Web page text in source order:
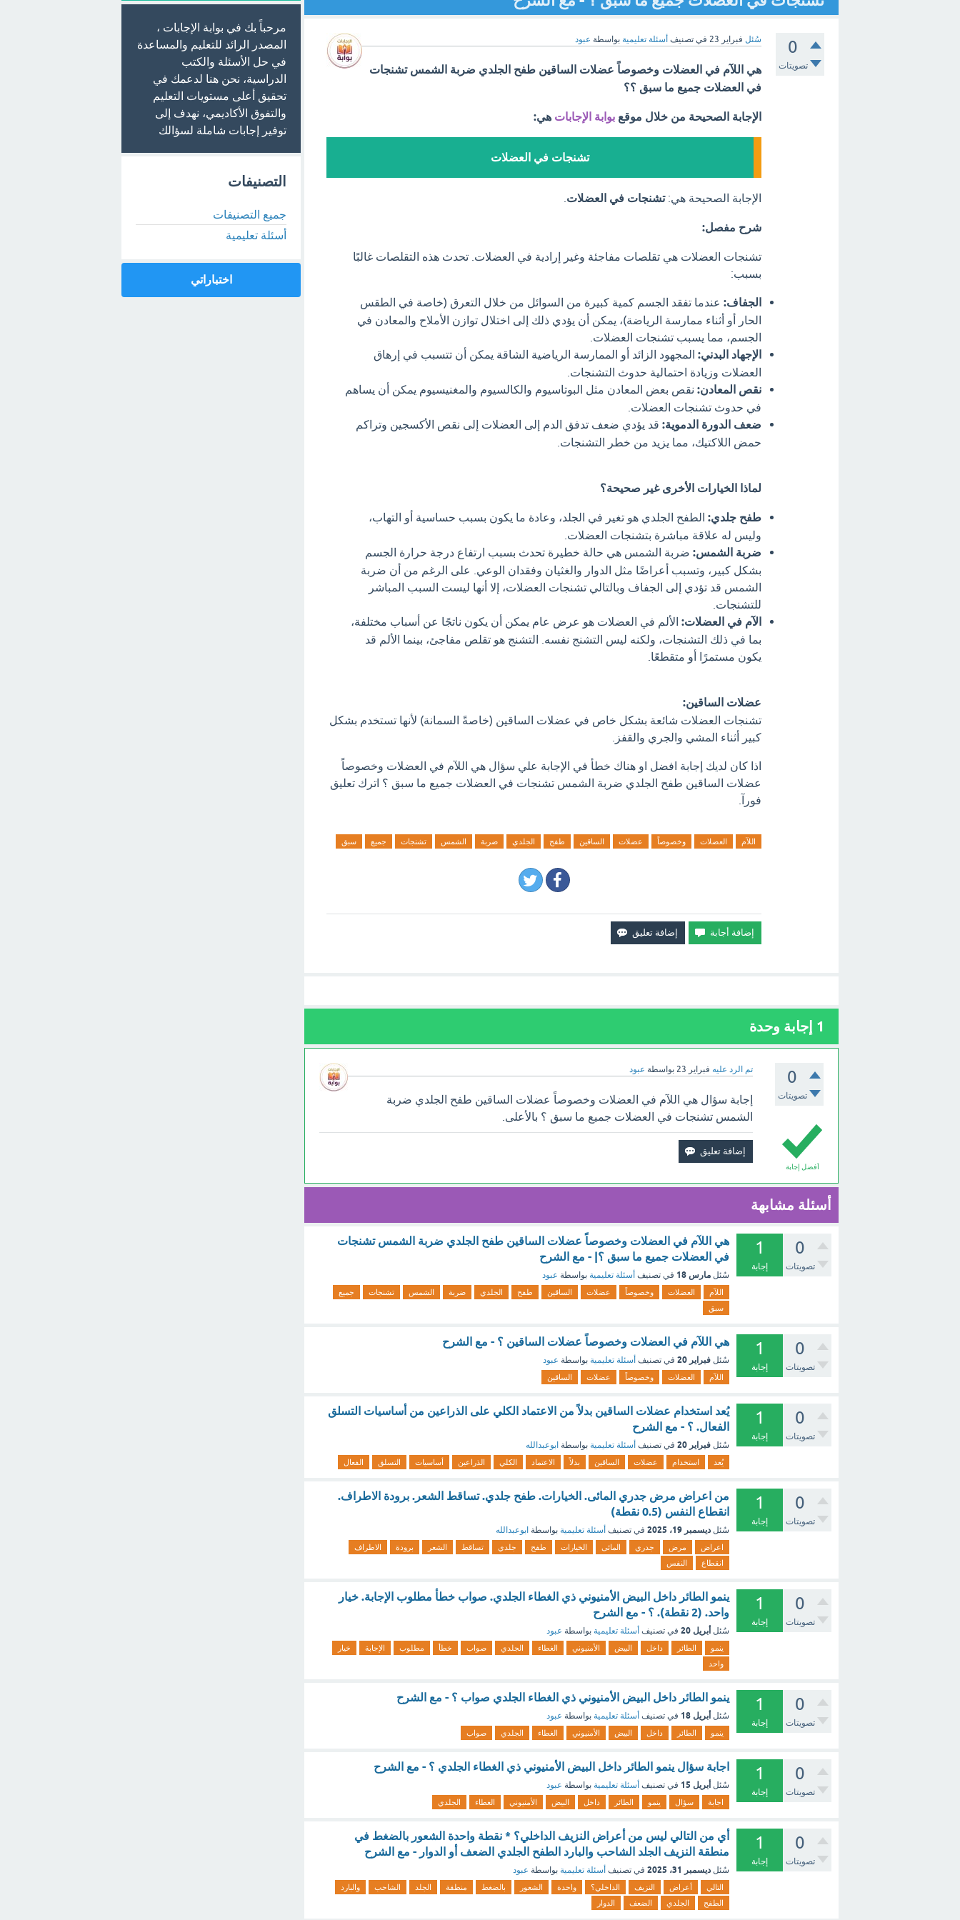
0
تصويتات
سُئل فبراير 23 في تصنيف أسئلة تعليمية بواسطة عبود
هي اللآم في العضلات وخصوصاً عضلات الساقين طفح الجلدي ضربة الشمس تشنجات
في العضلات جميع ما سبق ؟؟
الإجابة الصحيحة من خلال موقع بوابة الإجابات هي:
تشنجات في العضلات
الإجابة الصحيحة هي:تشنجات في العضلات
شرح مفصل:
تشنجات العضلات هي تقلصات مفاجئة وغير إرادية في العضلات. تحدث هذه التقلصات غالبًا
بسبب:
الجفاف: عندما تفقد الجسم كمية كبيرة من السوائل من خلال التعرق (خاصة في الطقس
الحار أو أثناء ممارسة الرياضة)، يمكن أن يؤدي ذلك إلى اختلال توازن الأملاح والمعادن في
الجسم، مما يسبب تشنجات العضلات.
الإجهاد البدني: المجهود الزائد أو الممارسة الرياضية الشاقة يمكن أن تتسبب في إرهاق
العضلات وزيادة احتمالية حدوث التشنجات.
نقص المعادن: نقص بعض المعادن مثل البوتاسيوم والكالسيوم والمغنيسيوم يمكن أن يساهم
في حدوث تشنجات العضلات.
ضعف الدورة الدموية: قد يؤدي ضعف تدفق الدم إلى العضلات إلى نقص الأكسجين وتراكم
حمض اللاكتيك، مما يزيد من خطر التشنجات.
لماذا الخيارات الأخرى غير صحيحة؟
طفح جلدي: الطفح الجلدي هو تغير في الجلد، وعادة ما يكون بسبب حساسية أو التهاب،
وليس له علاقة مباشرة بتشنجات العضلات.
ضربة الشمس: ضربة الشمس هي حالة خطيرة تحدث بسبب ارتفاع درجة حرارة الجسم
بشكل كبير، وتسبب أعراضًا مثل الدوار والغثيان وفقدان الوعي. على الرغم من أن ضربة
الشمس قد تؤدي إلى الجفاف وبالتالي تشنجات العضلات، إلا أنها ليست السبب المباشر
للتشنجات.
الآم في العضلات: الألم في العضلات هو عرض عام يمكن أن يكون ناتجًا عن أسباب مختلفة،
بما في ذلك التشنجات، ولكنه ليس التشنج نفسه. التشنج هو تقلص مفاجئ، بينما الألم قد
يكون مستمرًا أو متقطعًا.
عضلات الساقين:
تشنجات العضلات شائعة بشكل خاص في عضلات الساقين (خاصةً السمانة) لأنها تستخدم بشكل
كبير أثناء المشي والجري والقفز.
اذا كان لديك إجابة افضل او هناك خطأ في الإجابة علي سؤال هي اللآم في العضلات وخصوصاً
عضلات الساقين طفح الجلدي ضربة الشمس تشنجات في العضلات جميع ما سبق ؟ اترك تعليق
فورآ.
اللآم العضلات وخصوصاً عضلات الساقين طفح الجلدي ضربة الشمس تشنجات جميع سبق
1 إجابة وحدة
0
تصويتات
تم الرد عليه فبراير 23 بواسطة عبود
أفضل إجابة
إجابة سؤال هي اللآم في العضلات وخصوصاً عضلات الساقين طفح الجلدي ضربة
الشمس تشنجات في العضلات جميع ما سبق ؟ بالأعلى.
أسئلة مشابهة
0
تصويتات
1
إجابة
هي اللآم في العضلات وخصوصاً عضلات الساقين طفح الجلدي ضربة الشمس تشنجات
في العضلات جميع ما سبق ؟| - مع الشرح
سُئل مارس 18 في تصنيف أسئلة تعليمية بواسطة عبود
اللآم العضلات وخصوصاً عضلات الساقين طفح الجلدي ضربة الشمس تشنجات
جميع
سبق
0
تصويتات
1
إجابة
هي اللآم في العضلات وخصوصاً عضلات الساقين ؟ - مع الشرح
سُئل فبراير 20 في تصنيف أسئلة تعليمية بواسطة عبود
اللآم العضلات وخصوصاً عضلات الساقين
0
تصويتات
1
إجابة
يُعد استخدام عضلات الساقين بدلاً من الاعتماد الكلي على الذراعين من أساسيات التسلق
الفعال. ؟ - مع الشرح
سُئل فبراير 20 في تصنيف أسئلة تعليمية بواسطة ابوعبدالله
يُعد استخدام عضلات الساقين بدلاً الاعتماد الكلي الذراعين أساسيات التسلق الفعال
0
تصويتات
1
إجابة
من اعراض مرض جدري المائى. الخيارات. طفح جلدي. تساقط الشعر. برودة الاطراف.
انقطاع النفس (0.5 نقطة)
سُئل ديسمبر 19، 2025 في تصنيف أسئلة تعليمية بواسطة ابوعبدالله
اعراض مرض جدري المائى الخيارات طفح جلدي تساقط الشعر برودة
الاطراف
انقطاع
النفس
0
تصويتات
1
إجابة
ينمو الطائر داخل البيض الأمنيوني ذي الغطاء الجلدي. صواب خطأ مطلوب الإجابة. خيار
واحد. (2 نقطة). ؟ - مع الشرح
سُئل أبريل 20 في تصنيف أسئلة تعليمية بواسطة عبود
ينمو الطائر داخل البيض الأمنيوني الغطاء الجلدي صواب خطأ مطلوب الإجابة
خيار
واحد
0
تصويتات
1
إجابة
ينمو الطائر داخل البيض الأمنيوني ذي الغطاء الجلدي صواب ؟ - مع الشرح
سُئل أبريل 18 في تصنيف أسئلة تعليمية بواسطة عبود
ينمو الطائر داخل البيض الأمنيوني الغطاء الجلدي صواب
0
تصويتات
1
إجابة
اجابة سؤال ينمو الطائر داخل البيض الأمنيوني ذي الغطاء الجلدي ؟ - مع الشرح
سُئل أبريل 15 في تصنيف أسئلة تعليمية بواسطة عبود
اجابة سؤال ينمو الطائر داخل البيض الأمنيوني الغطاء الجلدي
0
تصويتات
1
إجابة
أي من التالي ليس من أعراض النزيف الداخلي؟ * نقطة واحدة الشعور بالضغط في
منطقة النزيف الجلد الشاحب والبارد الطفح الجلدي الضعف أو الدوار - مع الشرح
سُئل ديسمبر 31، 2025 في تصنيف أسئلة تعليمية بواسطة عبود
التالي أعراض النزيف الداخلي؟ واحدة الشعور بالضغط منطقة الجلد الشاحب
والبارد
الطفح
الجلدي الضعف الدوار
مرحباً بك في بوابة الإجابات ،
المصدر الرائد للتعليم والمساعدة
في حل الأسئلة والكتب
الدراسية، نحن هنا لدعمك في
تحقيق أعلى مستويات التعليم
والتفوق الأكاديمي، نهدف إلى
توفير إجابات شاملة لسؤالك
التصنيفات
جميع التصنيفات
أسئلة تعليمية
اختباراتي